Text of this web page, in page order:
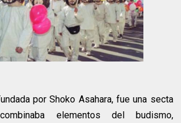
por Shoko Asahara, fue una secta
elementos del budismo,